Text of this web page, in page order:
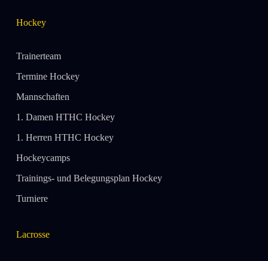
Hockey
Trainerteam
Termine Hockey
Mannschaften
1. Damen HTHC Hockey
1. Herren HTHC Hockey
Hockeycamps
Trainings- und Belegungsplan Hockey
Turniere
Lacrosse